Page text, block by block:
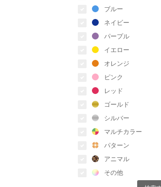
ブルー
ネイビー
パープル
イエロー
オレンジ
ピンク
レッド
ゴールド
シルバー
マルチカラー
パターン
アニマル
その他